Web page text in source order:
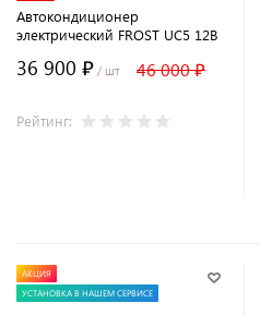
Автокондиционер
электрический FROST UC5 12В
36 900 ₽ / шт 46 000 ₽
Рейтинг:
АКЦИЯ
УСТАНОВКА В НАШЕМ СЕРВИСЕ